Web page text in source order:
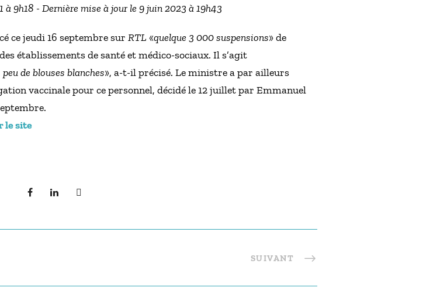
à 9h18 - Dernière mise à jour le 9 juin 2023 à 19h43
ce jeudi 16 septembre sur RTL «quelque 3 000 suspensions» de
établissements de santé et médico-sociaux. Il s’agit
de blouses blanches», a-t-il précisé. Le ministre a par ailleurs
vaccinale pour ce personnel, décidé le 12 juillet par Emmanuel
le site
SUIVANT